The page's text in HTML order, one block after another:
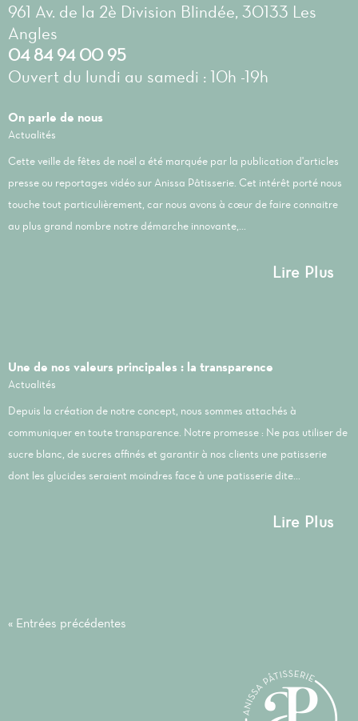
961 Av. de la 2è Division Blindée, 30133 Les
Angles
04 84 94 00 95
Ouvert du lundi au samedi : 10h -19h
On parle de nous
Actualités
Cette veille de fêtes de noël a été marquée par la publication d'articles
presse ou reportages vidéo sur Anissa Pâtisserie. Cet intérêt porté nous
touche tout particulièrement, car nous avons à cœur de faire connaitre
au plus grand nombre notre démarche innovante,...
Lire Plus
Une de nos valeurs principales : la transparence
Actualités
Depuis la création de notre concept, nous sommes attachés à
communiquer en toute transparence. Notre promesse : Ne pas utiliser de
sucre blanc, de sucres affinés et garantir à nos clients une patisserie
dont les glucides seraient moindres face à une patisserie dite...
Lire Plus
« Entrées précédentes